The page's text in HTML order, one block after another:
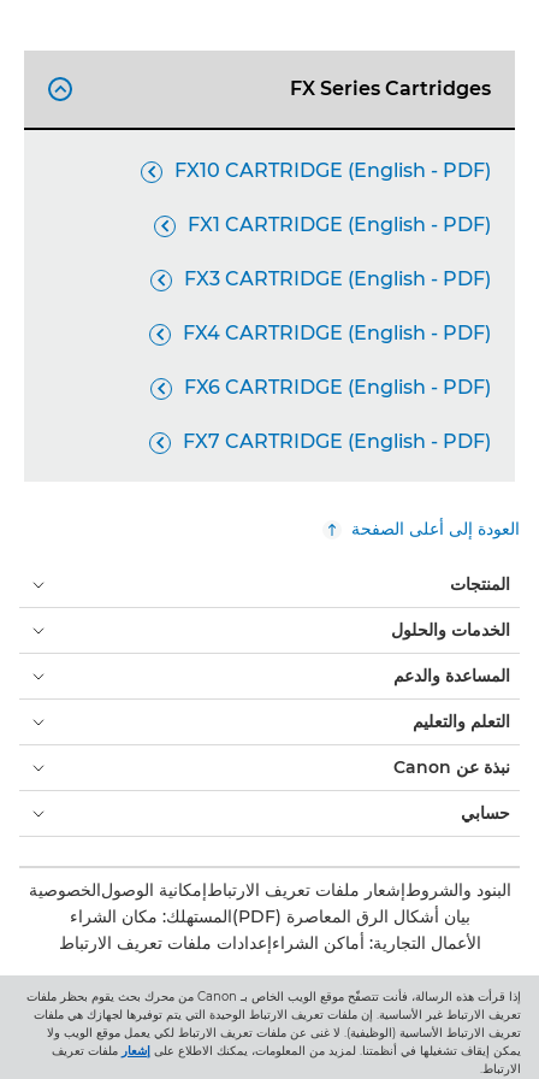
FX Series Cartridges

FX10 CARTRIDGE (English - PDF)

FX1 CARTRIDGE (English - PDF)

FX3 CARTRIDGE (English - PDF)

FX4 CARTRIDGE (English - PDF)

FX6 CARTRIDGE (English - PDF)

FX7 CARTRIDGE (English - PDF)

إذا قرأت هذه الرسالة، فأنت تتصفّح موقع الويب الخاص بـ Canon من محرك بحث يقوم بحظر ملفات
تعريف الارتباط غير الأساسية. إن ملفات تعريف الارتباط الوحيدة التي يتم توفيرها لجهازك هي ملفات
تعريف الارتباط الأساسية (الوظيفية). لا غنى عن ملفات تعريف الارتباط لكي يعمل موقع الويب ولا
يمكن إيقاف تشغيلها في أنظمتنا. لمزيد من المعلومات، يمكنك الاطلاع على إشعار ملفات تعريف
الارتباط.
العودة إلى أعلى الصفحة
المنتجات
الخدمات والحلول
المساعدة والدعم
التعلم والتعليم
نبذة عن Canon
حسابي
البنود والشروطإشعار ملفات تعريف الارتباطإمكانية الوصولالخصوصية
بيان أشكال الرق المعاصرة (PDF)
المستهلك: مكان الشراء
الأعمال التجارية: أماكن الشراءإعدادات ملفات تعريف الارتباط
Canon Central and North Africa